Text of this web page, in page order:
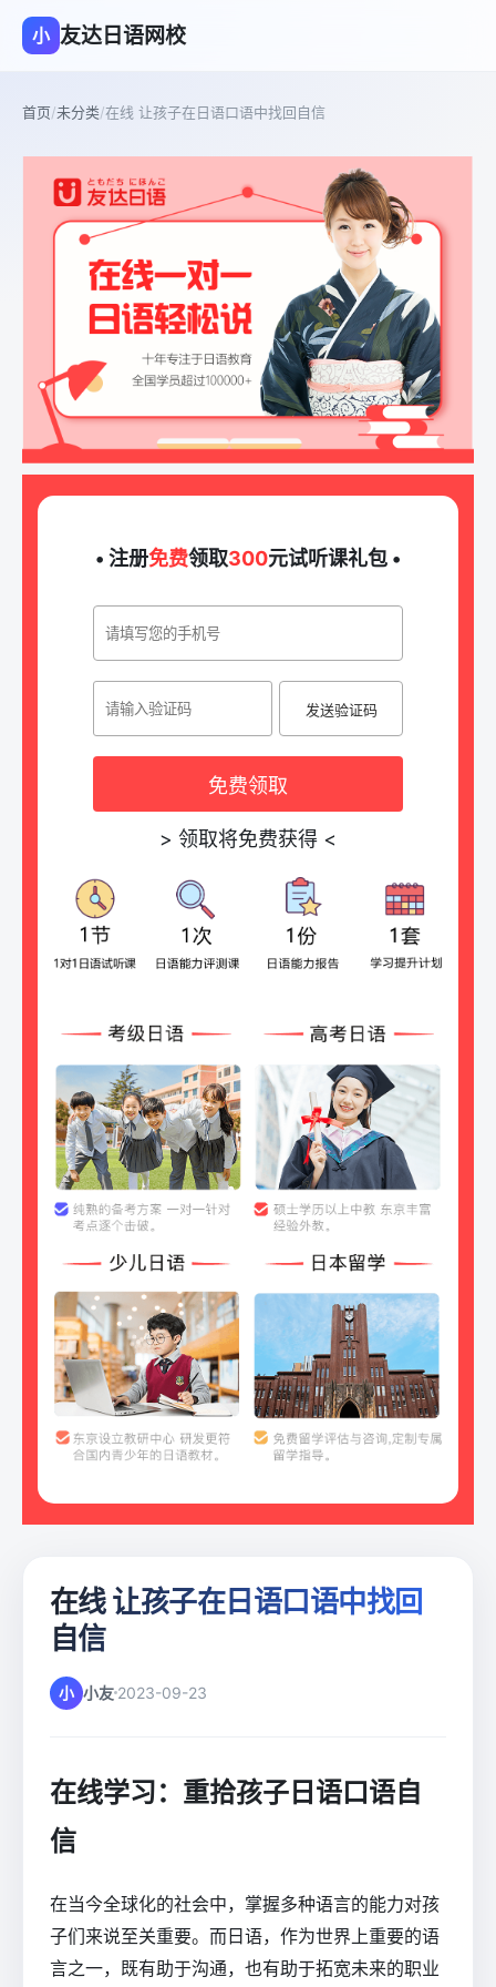
小 友达日语网校
首页/未分类/在线 让孩子在日语口语中找回自信
• 注册免费领取300元试听课礼包 •
发送验证码
免费领取
> 领取将免费获得 <
在线 让孩子在日语口语中找回
自信
小 小友 2023-09-23
在线学习：重拾孩子日语口语自
信
在当今全球化的社会中，掌握多种语言的能力对孩
子们来说至关重要。而日语，作为世界上重要的语
言之一，既有助于沟通，也有助于拓宽未来的职业